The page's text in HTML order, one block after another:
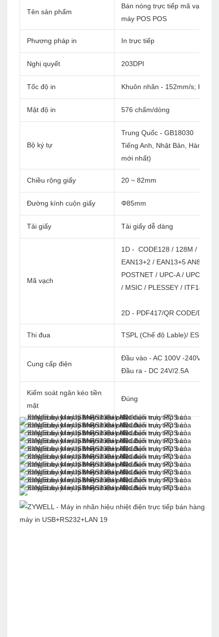
Tên sản phẩm
Bán nóng trực tiếp mã vạch
máy POS POS
Phương pháp in In trực tiếp
Nghị quyết 203DPI
Tốc độ in Khuôn nhãn - 152mm/s;
Mật độ in 576 chấm/dòng
Bộ ký tự
Trung Quốc - GB18030
Tiếng Anh, Nhật Bản, Hàn
mới nhất)
Chiều rộng giấy 20 ~ 82mm
Đường kính cuộn giấy Φ85mm
Tải giấy Tải giấy dễ dàng
Mã vạch
1D - CODE128 / 128M /
EAN13+2 / EAN13+5 AN8 /
POSTNET / UPC-A / UPCA+2
/ MSIC / PLESSEY / ITF14 /
2D - PDF417/QR CODE/DATA
Thi đua TSPL (Chế độ Lable)/ ESC/
Cung cấp điện
Đầu vào - AC 100V -240V/60Hz
Đầu ra - DC 24V/2.5A
Kiểm soát ngăn kéo tiền
mặt
Đúng